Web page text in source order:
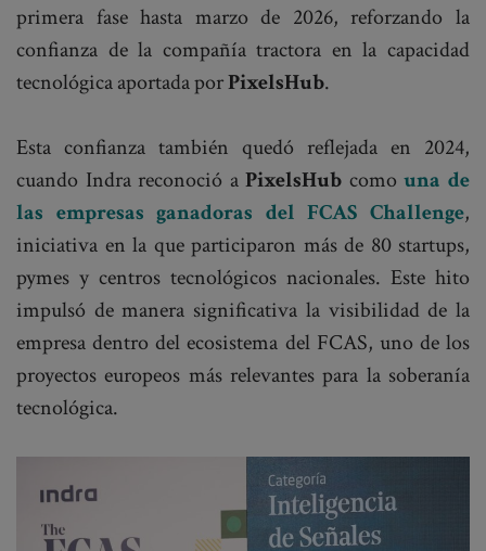
primera fase hasta marzo de 2026, reforzando la
confianza de la compañía tractora en la capacidad
tecnológica aportada porPixelsHub.
Esta confianza también quedó reflejada en 2024,
cuando Indra reconoció aPixelsHub comouna de
las empresas ganadoras del FCAS Challenge,
iniciativa en la que participaron más de 80 startups,
pymes y centros tecnológicos nacionales. Este hito
impulsó de manera significativa la visibilidad de la
empresa dentro del ecosistema del FCAS, uno de los
proyectos europeos más relevantes para la soberanía
tecnológica.